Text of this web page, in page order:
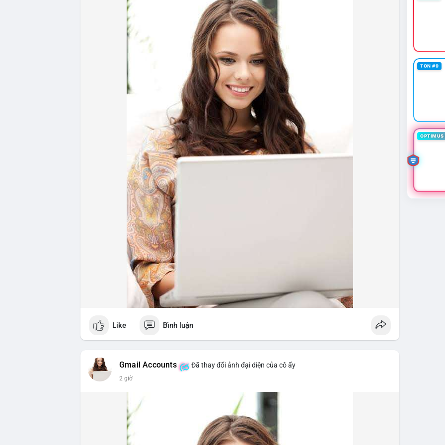
- Quy định & Pháp lý: Brazil công bố quy định mới có hiệu lực từ 1/1/2027, yêu cầu tạm dừng
24h đối với các giao dịch crypto trên 10.000 USD chuyển sang nhà cung cấp nước ngoài
hoặc ví tự quản. Fork BIP-110 của Bitcoin khai thác thành công 2 block rồi dừng do thiếu
hashpower, khoảng cách giữa các block kéo dài nhiều giờ.
Lời khuyên từ chuyên gia: Thị trường đang trong giai đoạn tích lũy với tâm lý sợ hãi chiếm
ưu thế. Nhà đầu tư nên tránh FOMO, tập trung quản trị rủi ro và chờ đợi tín hiệu rõ ràng hơn
từ dòng vốn ETF (tuần tốt nhất kể từ tháng 4 với 1 tỷ USD) trước khi gia tăng vị thế.
Xem chi tiết các bài viết đầy đủ tại dòng thời gian của Vlike.vn!
#feargreedindex #bip110fork #brazilcryptoregulation
Like Bình luận
Gmail Accounts Đã thay đổi ảnh đại diện của cô ấy
2 giờ
TON #9
OPTIMUS